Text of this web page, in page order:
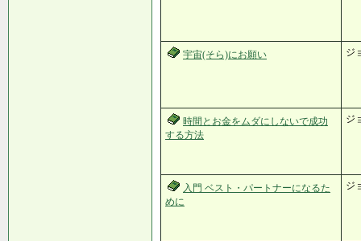
宇宙(そら)にお願い ジ
時間とお金をムダにしないで成功
する方法
ジ
入門 ベスト・パートナーになるた
めに
ジ